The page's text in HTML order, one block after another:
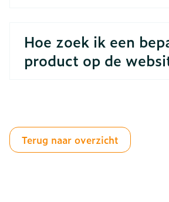
Hoe zoek ik een
product op de
Terug naar overzicht